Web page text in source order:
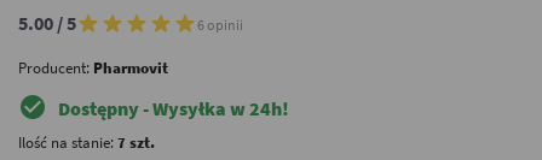
5.00 / 5 6 opinii
Producent: Pharmovit
check_circle Dostępny - Wysyłka w 24h!
Ilość na stanie:7 szt.